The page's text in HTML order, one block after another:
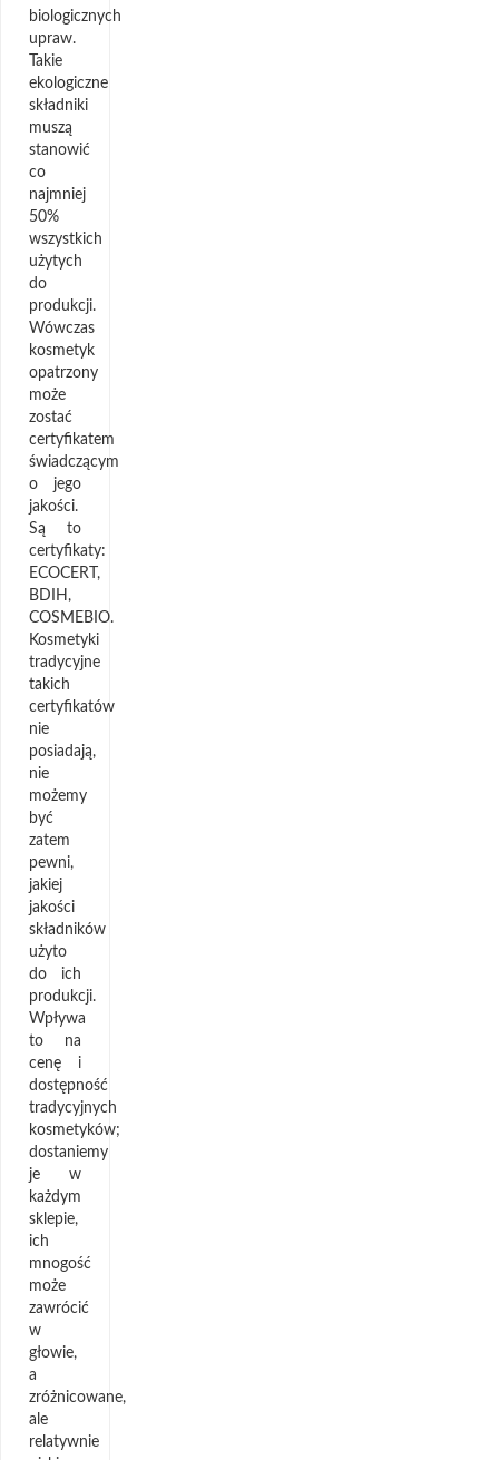
biologicznych
upraw.
Takie
ekologiczne
składniki
muszą
stanowić
co
najmniej
50%
wszystkich
użytych
do
produkcji.
Wówczas
kosmetyk
opatrzony
może
zostać
certyfikatem
świadczącym
o jego
jakości.
Są to
certyfikaty:
ECOCERT,
BDIH,
COSMEBIO.
Kosmetyki
tradycyjne
takich
certyfikatów
nie
posiadają,
nie
możemy
być
zatem
pewni,
jakiej
jakości
składników
użyto
do ich
produkcji.
Wpływa
to na
cenę i
dostępność
tradycyjnych
kosmetyków;
dostaniemy
je w
każdym
sklepie,
ich
mnogość
może
zawrócić
w
głowie,
a
zróżnicowane,
ale
relatywnie